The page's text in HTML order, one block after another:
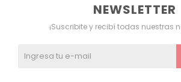
NEWSLETTER
¡Suscribite y recibí todas nuestras